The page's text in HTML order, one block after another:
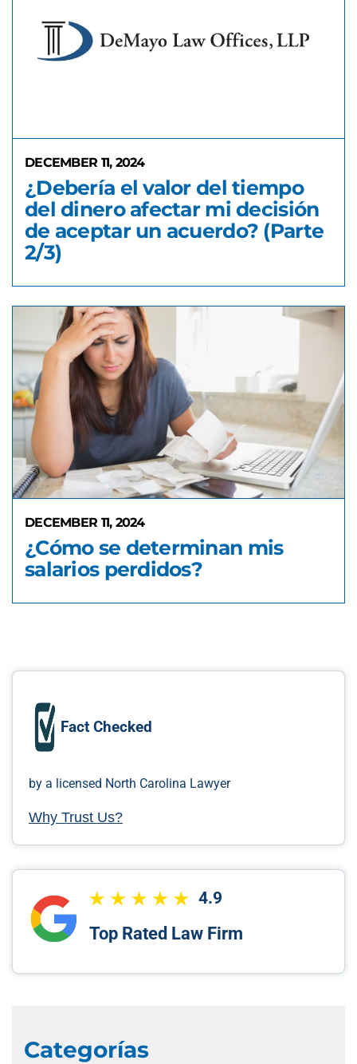
DECEMBER 11, 2024
¿Debería el valor del tiempo
del dinero afectar mi decisión
de aceptar un acuerdo? (Parte
2/3)
DECEMBER 11, 2024
¿Cómo se determinan mis
salarios perdidos?
Fact Checked
by a licensed North Carolina Lawyer
Why Trust Us?
4.9
Top Rated Law Firm
Categorías